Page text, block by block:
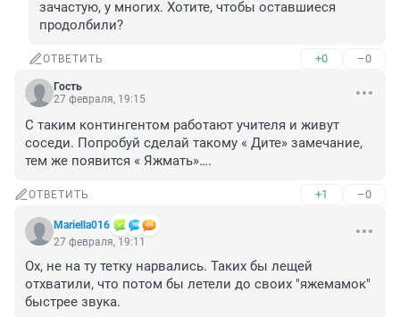
зачастую, у многих. Хотите, чтобы оставшиеся
продолбили?
ОТВЕТИТЬ +0 –0
Гость
27 февраля, 19:15
С таким контингентом работают учителя и живут
соседи. Попробуй сделай такому « Дите» замечание,
тем же появится « Яжмать»….
ОТВЕТИТЬ +1 –0
Mariella016
27 февраля, 19:11
Ох, не на ту тетку нарвались. Таких бы лещей
отхватили, что потом бы летели до своих "яжемамок"
быстрее звука.